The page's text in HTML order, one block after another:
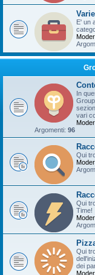
Varie
E' un
In
vari
Argomenti: 96
Qui
Qui
Time!
Qui
dei